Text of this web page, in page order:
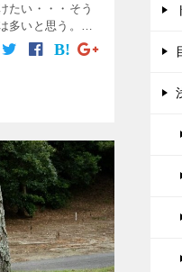
たい・・・そう
多いと思う。し
ピンを掛けるの
ップしたりする